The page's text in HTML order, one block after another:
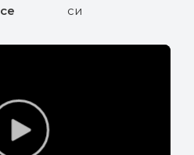
се
си
Play